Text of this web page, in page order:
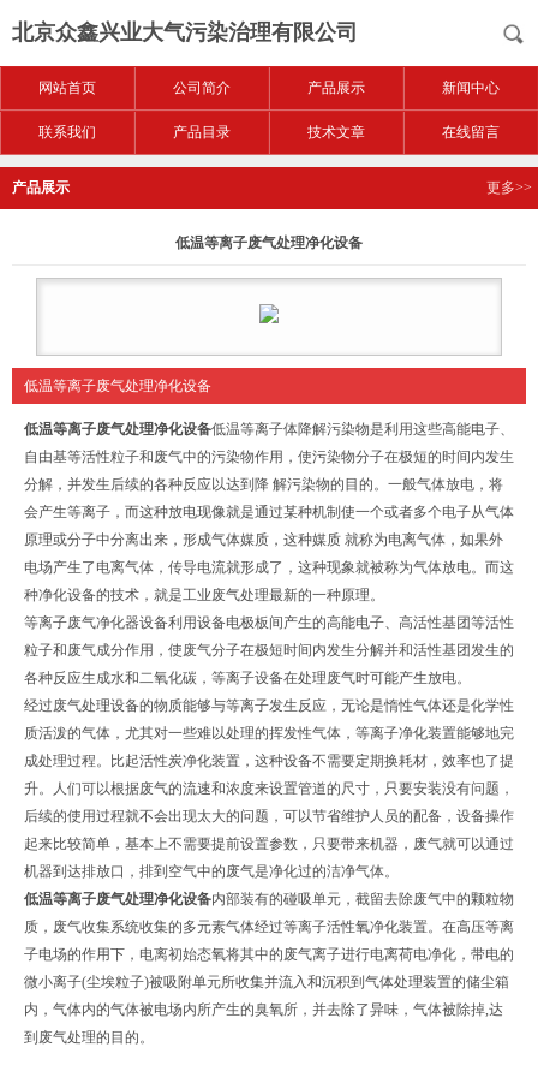
北京众鑫兴业大气污染治理有限公司
网站首页 公司简介 产品展示 新闻中心
联系我们 产品目录 技术文章 在线留言
产品展示 更多>>
低温等离子废气处理净化设备
低温等离子废气处理净化设备
低温等离子废气处理净化设备低温等离子体降解污染物是利用这些高能电子、
自由基等活性粒子和废气中的污染物作用，使污染物分子在极短的时间内发生
分解，并发生后续的各种反应以达到降 解污染物的目的。一般气体放电，将
会产生等离子，而这种放电现像就是通过某种机制使一个或者多个电子从气体
原理或分子中分离出来，形成气体媒质，这种媒质 就称为电离气体，如果外
电场产生了电离气体，传导电流就形成了，这种现象就被称为气体放电。而这
种净化设备的技术，就是工业废气处理最新的一种原理。
等离子废气净化器设备利用设备电极板间产生的高能电子、高活性基团等活性
粒子和废气成分作用，使废气分子在极短时间内发生分解并和活性基团发生的
各种反应生成水和二氧化碳，等离子设备在处理废气时可能产生放电。
经过废气处理设备的物质能够与等离子发生反应，无论是惰性气体还是化学性
质活泼的气体，尤其对一些难以处理的挥发性气体，等离子净化装置能够地完
成处理过程。比起活性炭净化装置，这种设备不需要定期换耗材，效率也了提
升。人们可以根据废气的流速和浓度来设置管道的尺寸，只要安装没有问题，
后续的使用过程就不会出现太大的问题，可以节省维护人员的配备，设备操作
起来比较简单，基本上不需要提前设置参数，只要带来机器，废气就可以通过
机器到达排放口，排到空气中的废气是净化过的洁净气体。
低温等离子废气处理净化设备内部装有的碰吸单元，截留去除废气中的颗粒物
质，废气收集系统收集的多元素气体经过等离子活性氧净化装置。在高压等离
子电场的作用下，电离初始态氧将其中的废气离子进行电离荷电净化，带电的
微小离子(尘埃粒子)被吸附单元所收集并流入和沉积到气体处理装置的储尘箱
内，气体内的气体被电场内所产生的臭氧所，并去除了异味，气体被除掉,达
到废气处理的目的。